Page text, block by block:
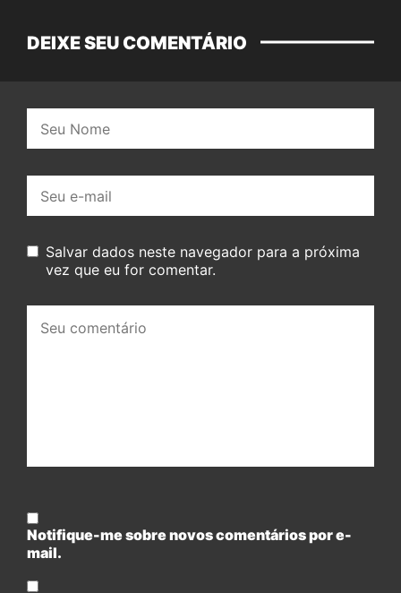
DEIXE SEU COMENTÁRIO
mail:
Salvar dados neste navegador para a próxima
vez que eu for comentar.
comentário:
Notifique-me sobre novos comentários por e-
mail.